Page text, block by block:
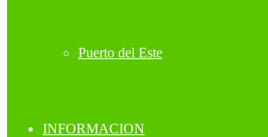
Puerto del Este
INFORMACION